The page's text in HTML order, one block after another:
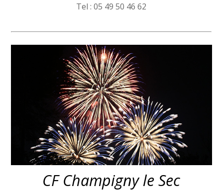
Tel : 05 49 50 46 62
CF Champigny le Sec